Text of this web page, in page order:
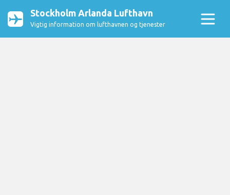
Stockholm Arlanda Lufthavn
Vigtig information om lufthavnen og tjenester